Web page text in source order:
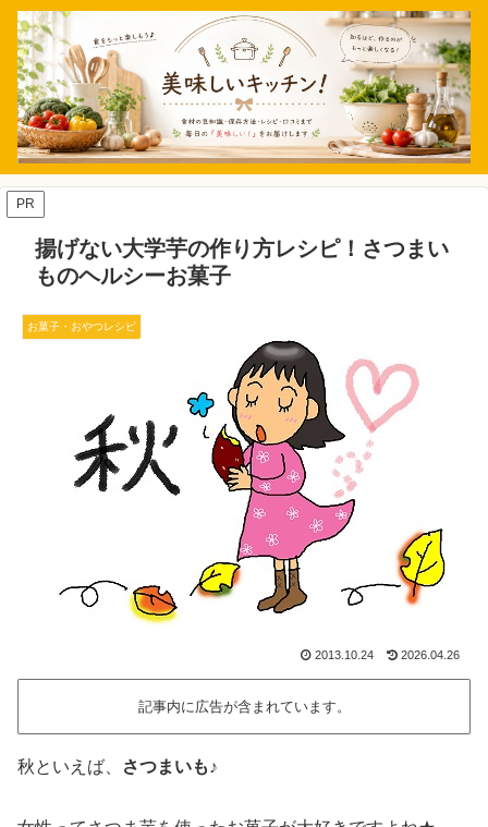
PR
揚げない大学芋の作り方レシピ！さつまい
ものヘルシーお菓子
お菓子・おやつレシピ
2013.10.24 2026.04.26
記事内に広告が含まれています。
秋といえば、 さつまいも♪